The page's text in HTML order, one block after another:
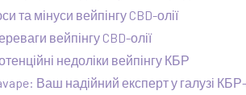
та мінуси вейпінгу CBD-олії
вейпінгу CBD-олії
недоліки вейпінгу КБР
Ваш надійний експерт у галузі